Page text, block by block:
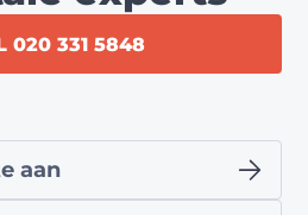
020 331 5848
aan